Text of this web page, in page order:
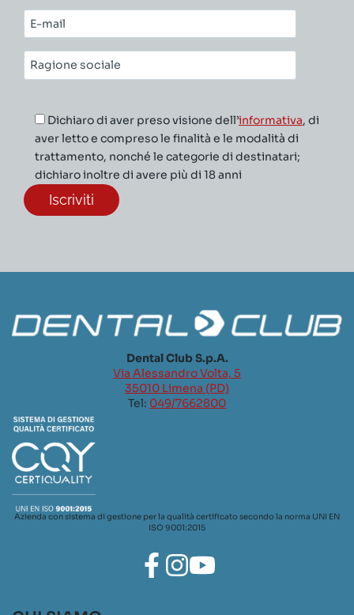
cognome*
E-
mail*
Ragione
sociale*
Dichiaro di aver preso visione dell’informativa, di
aver letto e compreso le finalità e le modalità di
trattamento, nonché le categorie di destinatari;
dichiaro inoltre di avere più di 18 anni
Dental Club S.p.A.
Via Alessandro Volta, 5
35010 Limena (PD)
Tel: 049/7662800
Azienda con sistema di gestione per la qualità certificato secondo la norma UNI EN
ISO 9001:2015